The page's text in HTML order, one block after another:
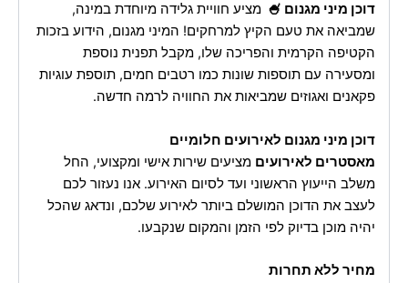
דוכן מיני מגנום 🍧 מציע חוויית גלידה מיוחדת במינה,
שמביאה את טעם הקיץ למרחקים! המיני מגנום, הידוע בזכות
הקטיפה הקרמית והפריכה שלו, מקבל תפנית נוספת
ומסעירה עם תוספות שונות כמו רטבים חמים, תוספת עוגיות
פקאנים ואגוזים שמביאות את החוויה לרמה חדשה.
דוכן מיני מגנום לאירועים חלומיים
מאסטרים לאירועים מציעים שירות אישי ומקצועי, החל
משלב הייעוץ הראשוני ועד לסיום האירוע. אנו נעזור לכם
לעצב את הדוכן המושלם ביותר לאירוע שלכם, ונדאג שהכל
יהיה מוכן בדיוק לפי הזמן והמקום שנקבעו.
מחיר ללא תחרות